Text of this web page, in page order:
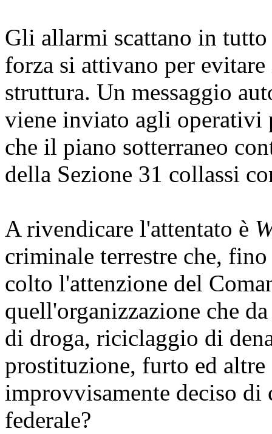
Gli allarmi scattano in
forza si attivano per
struttura. Un messaggio
viene inviato agli operativi
che il piano sotterraneo
della Sezione 31 collassi
A rivendicare l'attentato è
criminale terrestre che,
colto l'attenzione del
quell'organizzazione che
di droga, riciclaggio di
prostituzione, furto ed
improvvisamente deciso
federale?